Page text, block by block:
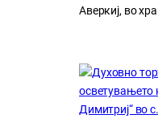
Аверкиј, во